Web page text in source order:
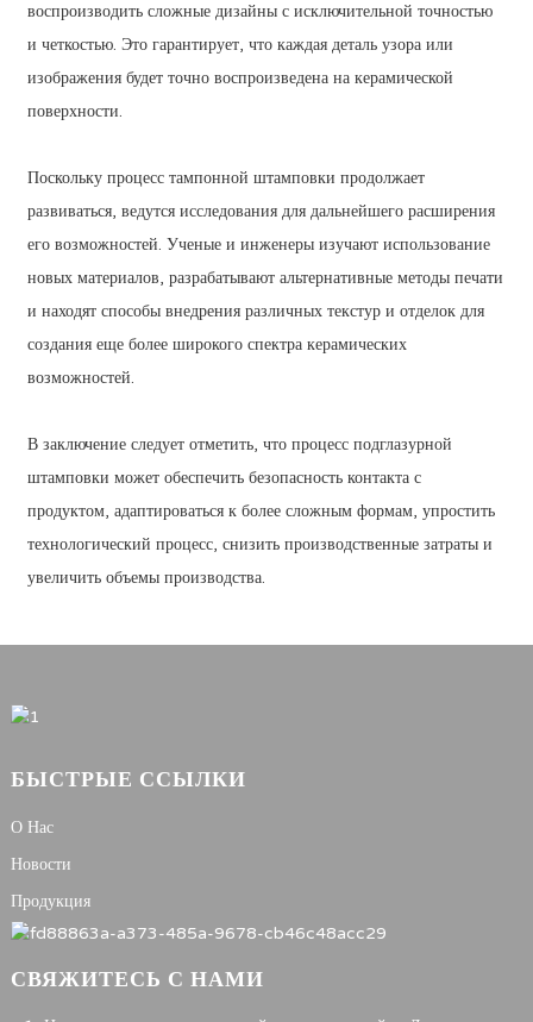
воспроизводить сложные дизайны с исключительной точностью
и четкостью. Это гарантирует, что каждая деталь узора или
изображения будет точно воспроизведена на керамической
поверхности.
Поскольку процесс тампонной штамповки продолжает
развиваться, ведутся исследования для дальнейшего расширения
его возможностей. Ученые и инженеры изучают использование
новых материалов, разрабатывают альтернативные методы печати
и находят способы внедрения различных текстур и отделок для
создания еще более широкого спектра керамических
возможностей.
В заключение следует отметить, что процесс подглазурной
штамповки может обеспечить безопасность контакта с
продуктом, адаптироваться к более сложным формам, упростить
технологический процесс, снизить производственные затраты и
увеличить объемы производства.
БЫСТРЫЕ ССЫЛКИ
О Нас
Новости
Продукция
СВЯЖИТЕСЬ С НАМИ